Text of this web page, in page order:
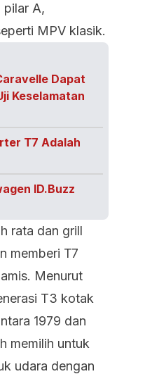
pilar A,
MPV klasik.
Dapat
Keselamatan
T7 Adalah
ID.Buzz
rata dan grill
memberi T7
Menurut
T3 kotak
1979 dan
memilih untuk
udara dengan